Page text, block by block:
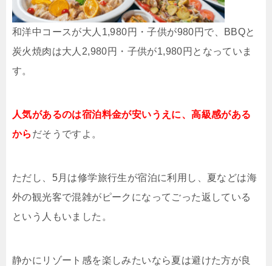
和洋中コースが大人1,980円・子供が980円で、BBQと
炭火焼肉は大人2,980円・子供が1,980円となっていま
す。
人気があるのは宿泊料金が安いうえに、高級感がある
から だそうですよ。
ただし、5月は修学旅行生が宿泊に利用し、夏などは海
外の観光客で混雑がピークになってごった返している
という人もいました。
静かにリゾート感を楽しみたいなら夏は避けた方が良